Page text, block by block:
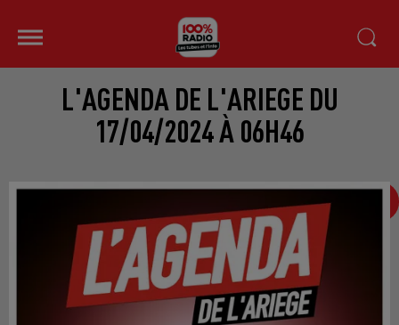
L'AGENDA DE L'ARIEGE DU
17/04/2024 À 06H46